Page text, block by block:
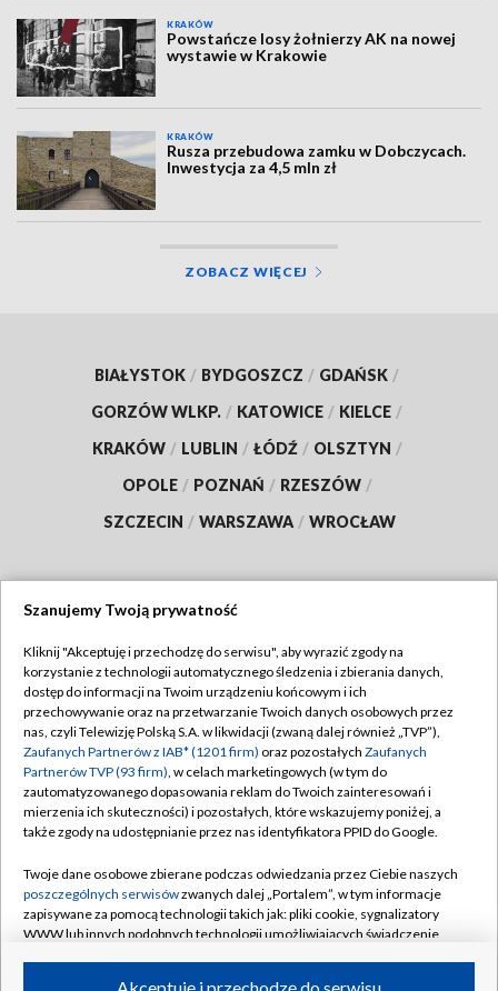
KRAKÓW
Powstańcze losy żołnierzy AK na nowej
wystawie w Krakowie
KRAKÓW
Rusza przebudowa zamku w Dobczycach.
Inwestycja za 4,5 mln zł
ZOBACZ WIĘCEJ
BIAŁYSTOK / BYDGOSZCZ / GDAŃSK /
GORZÓW WLKP. / KATOWICE / KIELCE /
KRAKÓW / LUBLIN / ŁÓDŹ / OLSZTYN /
OPOLE / POZNAŃ / RZESZÓW /
SZCZECIN / WARSZAWA / WROCŁAW
TVP
Abonament TVP
Emisja w TVP
Centrum informacji TVP
Naziemna Telewizja Cyfrowa
Rada Programowa
System NOS
Informacje o nadawcy
Regulamin TVP
Polityka prywatności
Moje zgody
Pomoc
Kontakt
Kanały
Szanujemy Twoją prywatność
Kliknij "Akceptuję i przechodzę do serwisu", aby wyrazić zgody na
korzystanie z technologii automatycznego śledzenia i zbierania danych,
dostęp do informacji na Twoim urządzeniu końcowym i ich
przechowywanie oraz na przetwarzanie Twoich danych osobowych przez
nas, czyli Telewizję Polską S.A. w likwidacji (zwaną dalej również „TVP”),
Zaufanych Partnerów z IAB* (1201 firm) oraz pozostałych Zaufanych
Partnerów TVP (93 firm), w celach marketingowych (w tym do
zautomatyzowanego dopasowania reklam do Twoich zainteresowań i
mierzenia ich skuteczności) i pozostałych, które wskazujemy poniżej, a
także zgody na udostępnianie przez nas identyfikatora PPID do Google.
Twoje dane osobowe zbierane podczas odwiedzania przez Ciebie naszych
poszczególnych serwisówzwanych dalej „Portalem”, w tym informacje
zapisywane za pomocą technologii takich jak: pliki cookie, sygnalizatory
WWW lub innych podobnych technologii umożliwiających świadczenie